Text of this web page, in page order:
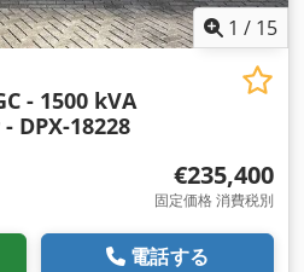
1 / 15
- 1500 kVA
DPX-18228
€235,400
固定価格 消費税別
電話する